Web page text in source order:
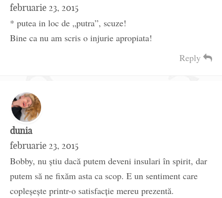
februarie 23, 2015
* putea in loc de „putra”, scuze!
Bine ca nu am scris o injurie apropiata!
Reply
dunia
februarie 23, 2015
Bobby, nu știu dacă putem deveni insulari în spirit, dar
putem să ne fixăm asta ca scop. E un sentiment care
copleșește printr-o satisfacție mereu prezentă.